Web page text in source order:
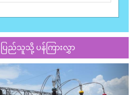
ပြည်သူသို့ ပန်ကြားလွှာ